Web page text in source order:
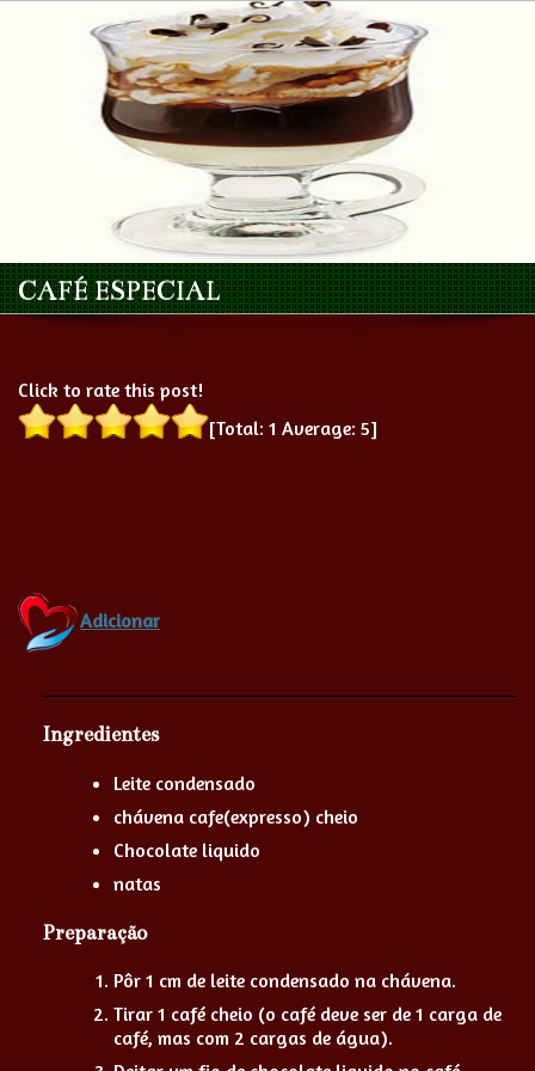
CAFÉ ESPECIAL
Click to rate this post!
[Total: 1 Average: 5]
Adicionar
Ingredientes
Leite condensado
chávena cafe(expresso) cheio
Chocolate liquido
natas
Preparação
Pôr 1 cm de leite condensado na chávena.
Tirar 1 café cheio (o café deve ser de 1 carga de
café, mas com 2 cargas de água).